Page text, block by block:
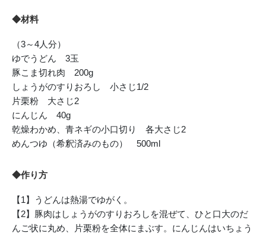
◆材料
（3～4人分）
ゆでうどん 3玉
豚こま切れ肉 200g
しょうがのすりおろし 小さじ1/2
片栗粉 大さじ2
にんじん 40g
乾燥わかめ、青ネギの小口切り 各大さじ2
めんつゆ（希釈済みのもの） 500ml
◆作り方
【1】うどんは熱湯でゆがく。
【2】豚肉はしょうがのすりおろしを混ぜて、ひと口大のだ
んご状に丸め、片栗粉を全体にまぶす。にんじんはいちょう